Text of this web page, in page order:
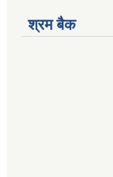
श्रम बैक